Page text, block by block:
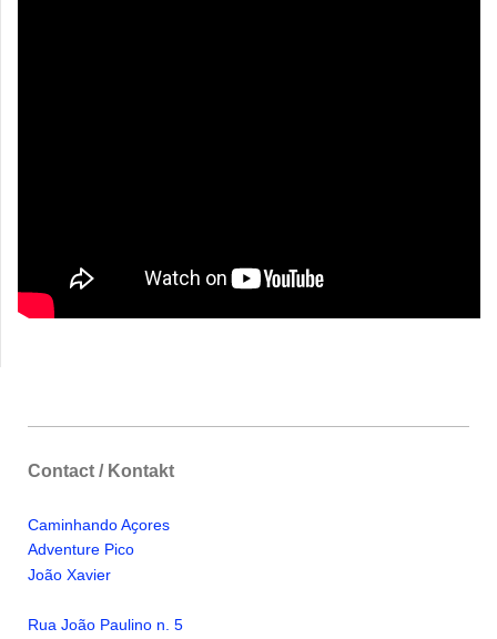
Contact / Kontakt
Caminhando Aҫores
Adventure Pico
João Xavier
Rua João Paulino n. 5